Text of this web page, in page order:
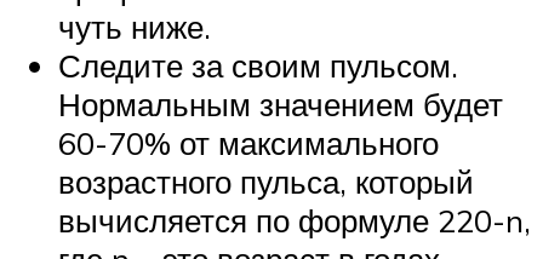
чуть ниже.
Следите за своим пульсом.
Нормальным значением будет
60-70% от максимального
возрастного пульса, который
вычисляется по формуле 220-n,